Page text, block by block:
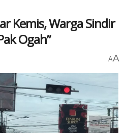
Kemis, Warga Sindir
Ogah”
AA